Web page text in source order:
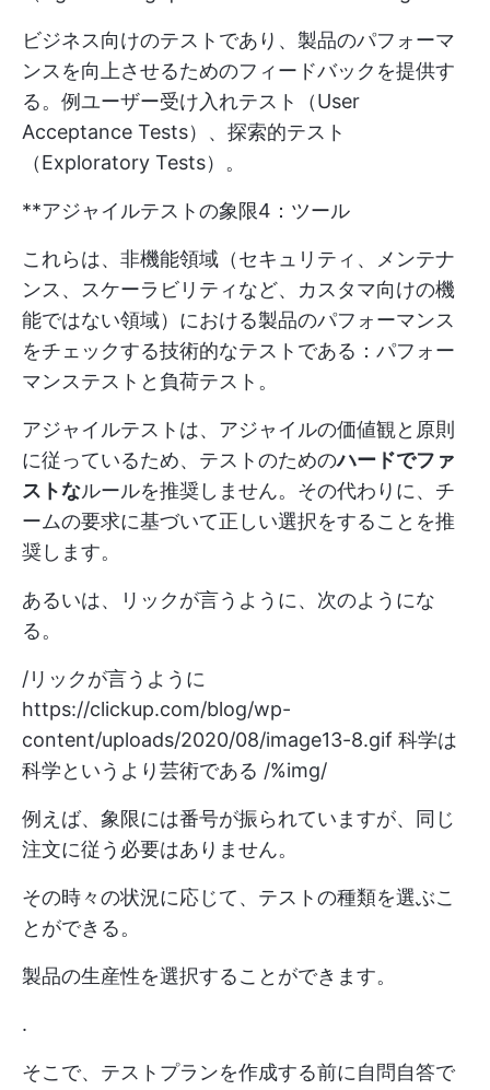
ビジネス向けのテストであり、製品のパフォーマ
ンスを向上させるためのフィードバックを提供す
る。例ユーザー受け入れテスト（User
Acceptance Tests）、探索的テスト
（Exploratory Tests）。
**アジャイルテストの象限4：ツール
これらは、非機能領域（セキュリティ、メンテナ
ンス、スケーラビリティなど、カスタマ向けの機
能ではない領域）における製品のパフォーマンス
をチェックする技術的なテストである：パフォー
マンステストと負荷テスト。
アジャイルテストは、アジャイルの価値観と原則
に従っているため、テストのためのハードでファ
ストなルールを推奨しません。その代わりに、チ
ームの要求に基づいて正しい選択をすることを推
奨します。
あるいは、リックが言うように、次のようにな
る。
/リックが言うように
https://clickup.com/blog/wp-
content/uploads/2020/08/image13-8.gif 科学は
科学というより芸術である /%img/
例えば、象限には番号が振られていますが、同じ
注文に従う必要はありません。
その時々の状況に応じて、テストの種類を選ぶこ
とができる。
製品の生産性を選択することができます。
.
そこで、テストプランを作成する前に自問自答で